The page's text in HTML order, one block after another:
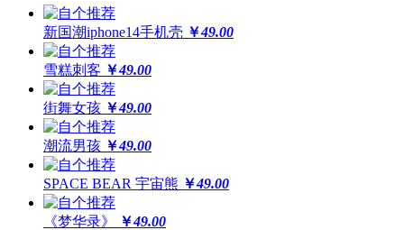
全球领先喷绘工艺，100%高精度印刷
64位高保真色彩，画面高度还原
新国潮iphone14手机壳 ￥49.00
雪糕刺客 ￥49.00
街舞女孩 ￥49.00
潮流男孩 ￥49.00
SPACE BEAR 宇宙熊 ￥49.00
《梦华录》 ￥49.00